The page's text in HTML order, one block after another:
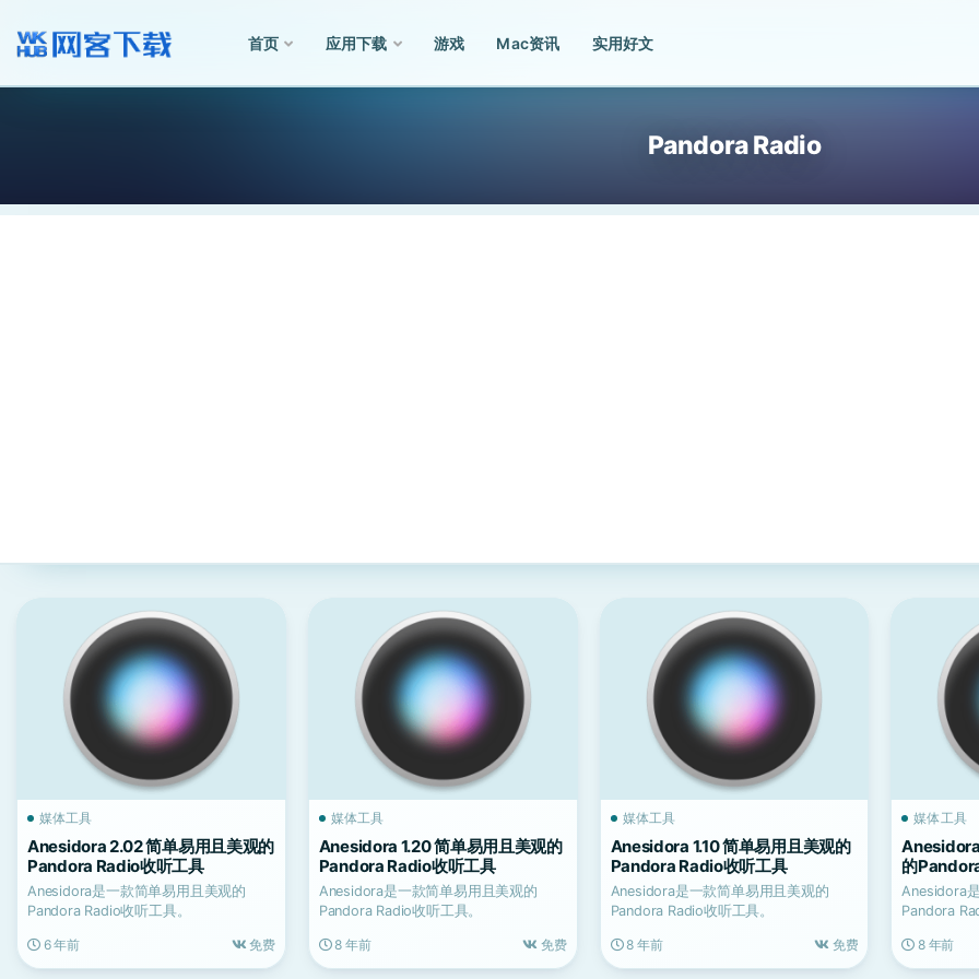
首页 应用下载 游戏 Mac资讯 实用好文
Pandora Radio
媒体工具
Anesidora 2.02 简单易用且美观的
Pandora Radio收听工具
Anesidora是一款简单易用且美观的
Pandora Radio收听工具。
6 年前 免费
媒体工具
Anesidora 1.20 简单易用且美观的
Pandora Radio收听工具
Anesidora是一款简单易用且美观的
Pandora Radio收听工具。
8 年前 免费
媒体工具
Anesidora 1.10 简单易用且美观的
Pandora Radio收听工具
Anesidora是一款简单易用且美观的
Pandora Radio收听工具。
8 年前 免费
媒体工具
的
Anesidora
Pandora
8 年前